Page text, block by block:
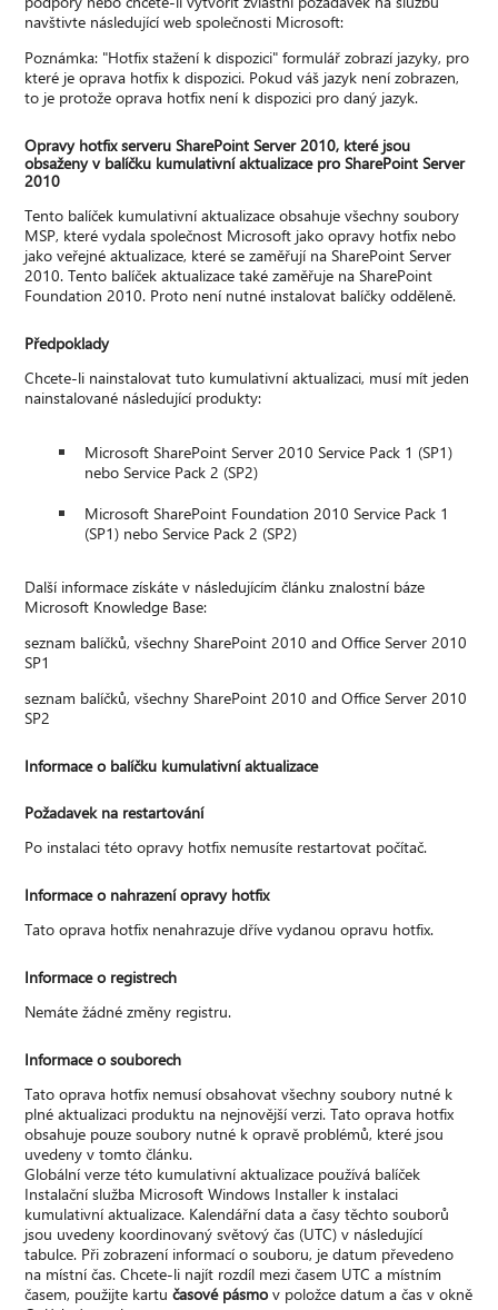
navštivte následující web společnosti Microsoft:
Poznámka: "Hotfix stažení k dispozici" formulář zobrazí jazyky, pro
které je oprava hotfix k dispozici. Pokud váš jazyk není zobrazen,
to je protože oprava hotfix není k dispozici pro daný jazyk.
Opravy hotfix serveru SharePoint Server 2010, které jsou
obsaženy v balíčku kumulativní aktualizace pro SharePoint Server
2010
Tento balíček kumulativní aktualizace obsahuje všechny soubory
MSP, které vydala společnost Microsoft jako opravy hotfix nebo
jako veřejné aktualizace, které se zaměřují na SharePoint Server
2010. Tento balíček aktualizace také zaměřuje na SharePoint
Foundation 2010. Proto není nutné instalovat balíčky odděleně.
Předpoklady
Chcete-li nainstalovat tuto kumulativní aktualizaci, musí mít jeden
nainstalované následující produkty:
Microsoft SharePoint Server 2010 Service Pack 1 (SP1)
nebo Service Pack 2 (SP2)
Microsoft SharePoint Foundation 2010 Service Pack 1
(SP1) nebo Service Pack 2 (SP2)
Další informace získáte v následujícím článku znalostní báze
Microsoft Knowledge Base:
seznam balíčků, všechny SharePoint 2010 and Office Server 2010
SP1
seznam balíčků, všechny SharePoint 2010 and Office Server 2010
SP2
Informace o balíčku kumulativní aktualizace
Požadavek na restartování
Po instalaci této opravy hotfix nemusíte restartovat počítač.
Informace o nahrazení opravy hotfix
Tato oprava hotfix nenahrazuje dříve vydanou opravu hotfix.
Informace o registrech
Nemáte žádné změny registru.
Informace o souborech
Tato oprava hotfix nemusí obsahovat všechny soubory nutné k
plné aktualizaci produktu na nejnovější verzi. Tato oprava hotfix
obsahuje pouze soubory nutné k opravě problémů, které jsou
uvedeny v tomto článku.
Globální verze této kumulativní aktualizace používá balíček
Instalační služba Microsoft Windows Installer k instalaci
kumulativní aktualizace. Kalendářní data a časy těchto souborů
jsou uvedeny koordinovaný světový čas (UTC) v následující
tabulce. Při zobrazení informací o souboru, je datum převedeno
na místní čas. Chcete-li najít rozdíl mezi časem UTC a místním
časem, použijte kartučasové pásmo v položce datum a čas v okně